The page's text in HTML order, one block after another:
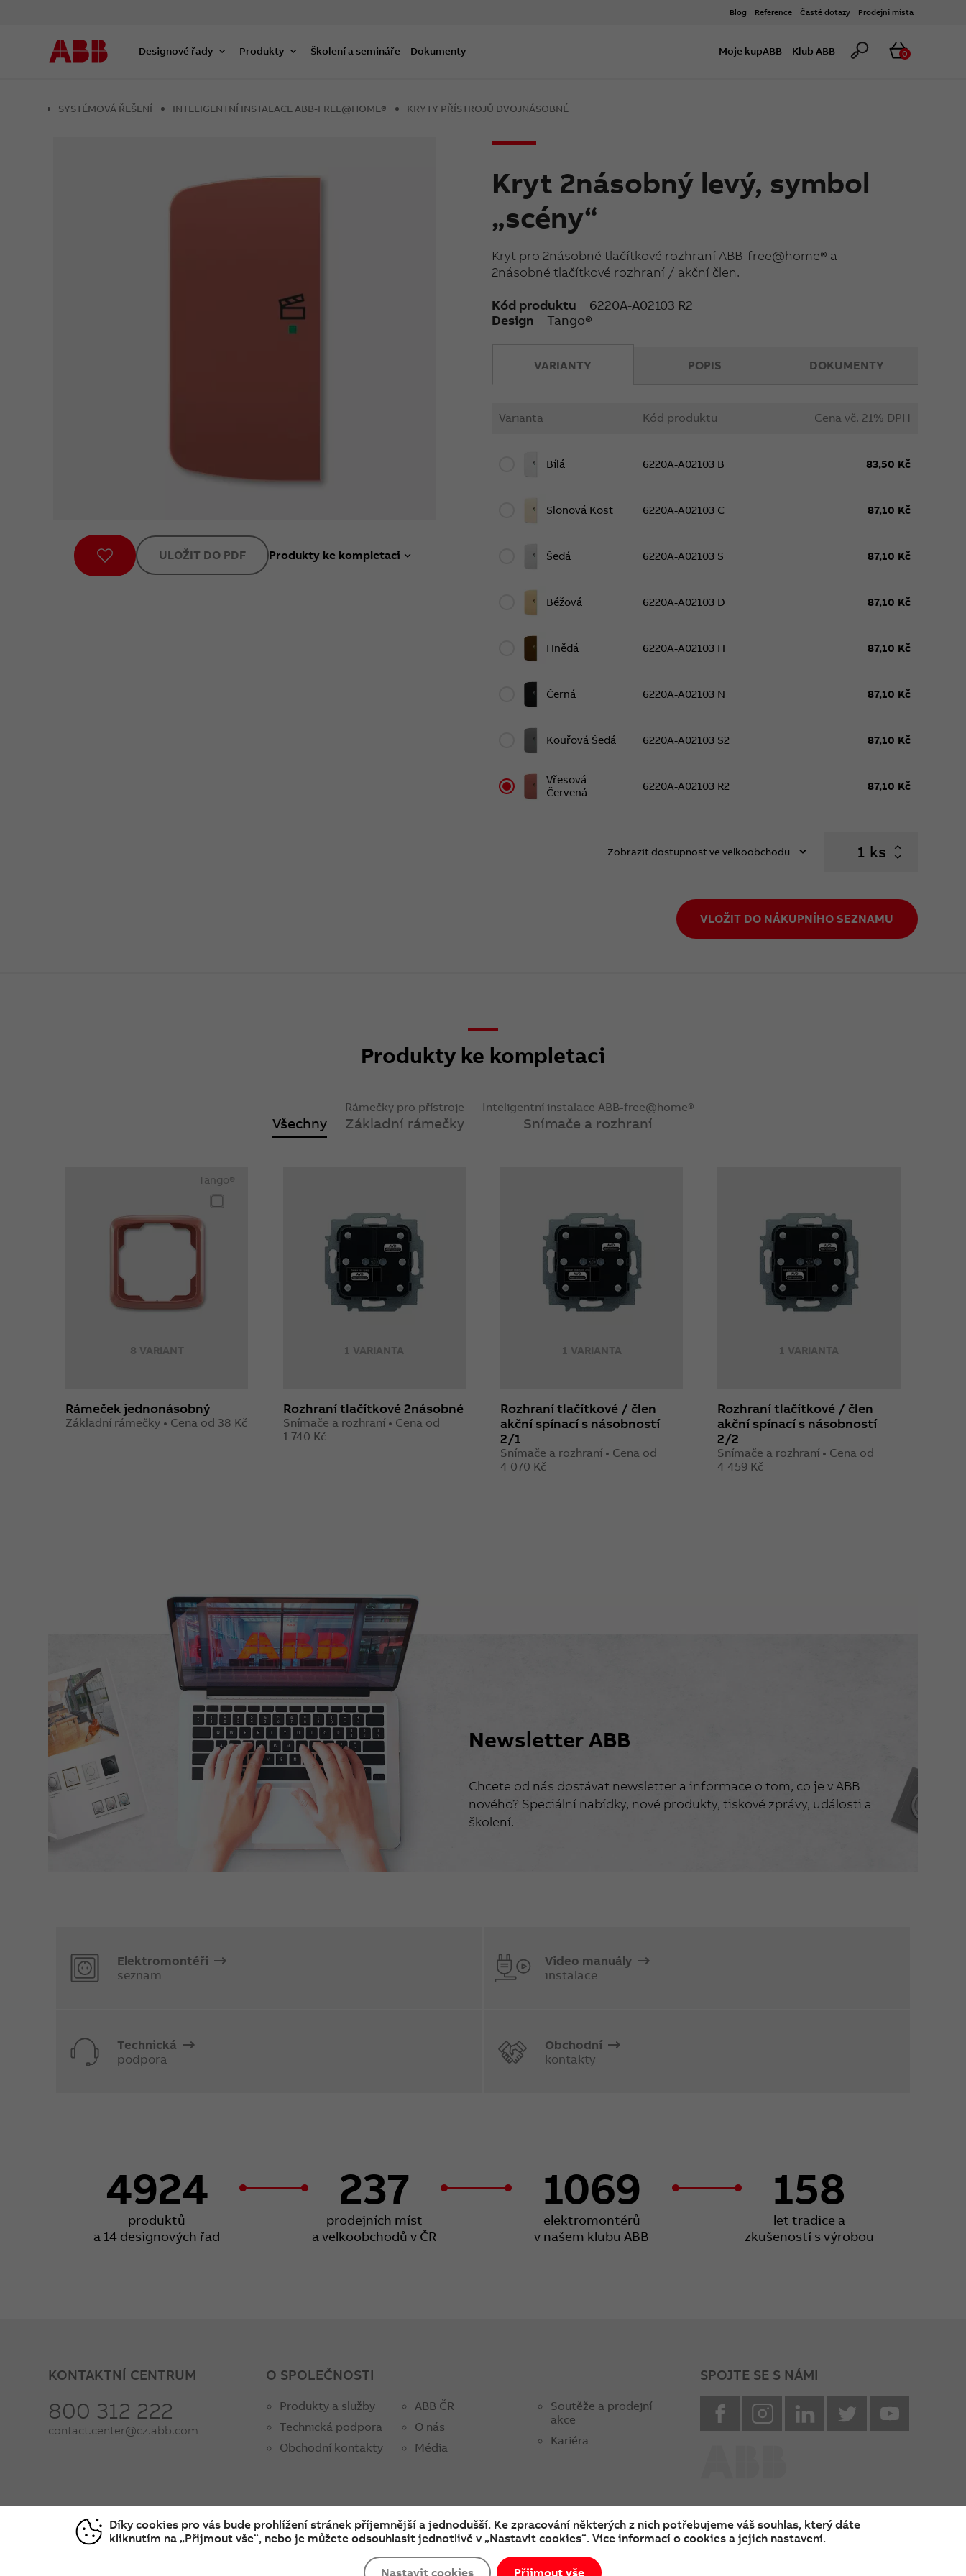
Blog Reference Časté dotazy Prodejní místa
Designové řady Produkty Školení a semináře Dokumenty Moje kupABB Klub ABB Hledat
0
SYSTÉMOVÁ ŘEŠENÍ INTELIGENTNÍ INSTALACE ABB-FREE@HOME® KRYTY PŘÍSTROJŮ DVOJNÁSOBNÉ
Kryt 2násobný levý, symbol
„scény“
Kryt pro 2násobné tlačítkové rozhraní ABB-free@home® a
2násobné tlačítkové rozhraní / akční člen.
Kód produktu
6220A-A02103 R2
Design
Tango®
ULOŽIT DO PDF Produkty ke kompletaci
VARIANTY
Varianta Kód produktu Cena vč. 21% DPH
Bílá 6220A-A02103 B 83,50 Kč
Slonová Kost 6220A-A02103 C 87,10 Kč
Šedá 6220A-A02103 S 87,10 Kč
Béžová 6220A-A02103 D 87,10 Kč
Hnědá 6220A-A02103 H 87,10 Kč
Černá 6220A-A02103 N 87,10 Kč
Kouřová Šedá 6220A-A02103 S2 87,10 Kč
Vřesová
Červená
6220A-A02103 R2 87,10 Kč
Zobrazit dostupnost ve velkoobchodu ks
VLOŽIT DO NÁKUPNÍHO SEZNAMU
POPIS DOKUMENTY
Produkty ke kompletaci
Všechny
Rámečky pro přístroje
Základní rámečky
Inteligentní instalace ABB-free@home®
Snímače a rozhraní
8 VARIANT
Tango®
Rámeček jednonásobný
Základní rámečky • Cena od 38 Kč
1 VARIANTA
Rozhraní tlačítkové 2násobné
Snímače a rozhraní • Cena od
1 740 Kč
1 VARIANTA
Rozhraní tlačítkové / člen
akční spínací s násobností
2/1
Snímače a rozhraní • Cena od
4 070 Kč
1 VARIANTA
Rozhraní tlačítkové / člen
akční spínací s násobností
2/2
Snímače a rozhraní • Cena od
4 459 Kč
Newsletter ABB
Chcete od nás dostávat newsletter a informace o tom, co je v ABB
nového? Speciální nabídky, nové produkty, tiskové zprávy, události a
školení.
Elektromontéři
seznam
Video manuály
instalace
Technická
podpora
Obchodní
kontakty
4924
produktů
a 14 designových řad
237
prodejních míst
a velkoobchodů v ČR
1069
elektromontérů
v našem klubu ABB
158
let tradice a
zkušeností s výrobou
KONTAKTNÍ CENTRUM
800 312 222
contact.center@cz.abb.com
O SPOLEČNOSTI
Produkty a služby
Technická podpora
Obchodní kontakty
ABB ČR
O nás
Média
Soutěže a prodejní
akce
Kariéra
SPOJTE SE S NÁMI
facebook instagramLinkedin twitter
Cookies a ochrana soukromí
Díky cookies pro vás bude prohlížení stránek příjemnější a jednodušší. Ke zpracování některých z nich potřebujeme váš souhlas, který dáte
kliknutím na „Přijmout vše“, nebo je můžete odsouhlasit jednotlivě v „Nastavit cookies“. Více informací o cookies a jejich nastavení.
Nastavit cookies Přijmout vše